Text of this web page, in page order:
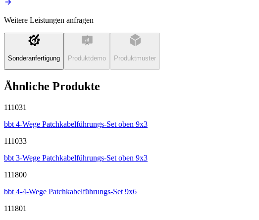
Weitere Leistungen anfragen
Sonderanfertigung Produktdemo Produktmuster
Ähnliche Produkte
111031
bbt 4-Wege Patchkabelführungs-Set oben 9x3
111033
bbt 3-Wege Patchkabelführungs-Set oben 9x3
111800
bbt 4-4-Wege Patchkabelführungs-Set 9x6
111801